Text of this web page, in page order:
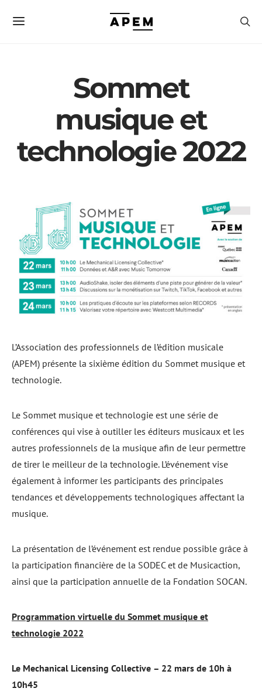
Sommet
musique et
technologie 2022
L’Association des professionnels de l’édition musicale
(APEM) présente la sixième édition du Sommet musique et
technologie.
Le Sommet musique et technologie est une série de
conférences qui vise à outiller les éditeurs musicaux et les
autres professionnels de la musique afin de leur permettre
de tirer le meilleur de la technologie. L’événement vise
également à informer les participants des principales
tendances et développements technologiques affectant la
musique.
La présentation de l’événement est rendue possible grâce à
la participation financière de la SODEC et de Musicaction,
ainsi que la participation annuelle de la Fondation SOCAN.
Programmation virtuelle du Sommet musique et
technologie 2022
Le Mechanical Licensing Collective – 22 mars de 10h à
10h45